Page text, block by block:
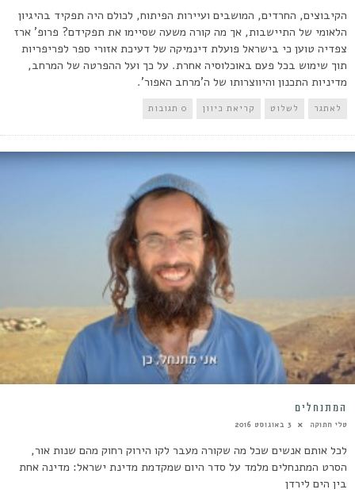
הקיבוצים, החרדים, המושבים ועיירות הפיתוח, לכולם היה תפקיד בהיגיון
הלאומי של התיישבות, אך מה קורה משעה שסיימו את תפקידם? פרופ' ארז
צפדיה טוען כי בישראל פועלת דינמיקה של דעיכת אזורי ספר לפריפריות
תוך שימוש בכל פעם באוכלוסיה אחרת. על כך ועל ההפרטה של המרחב,
מדיניות התכנון והיווצרותו של ה'מרחב האפור'.
לאתגר לשלוט קריאת כיוון 0 תגובות
המתנחלים
טלי חתוקה 3 באוגוסט 2016
לכל אותם אנשים שכל מה שקורה מעבר לקו הירוק רחוק מהם שנות אור,
הסרט המתנחלים מלמד על סדר היום שמקדמת מדינת ישראל: מדינה אחת
בין הים לירדן